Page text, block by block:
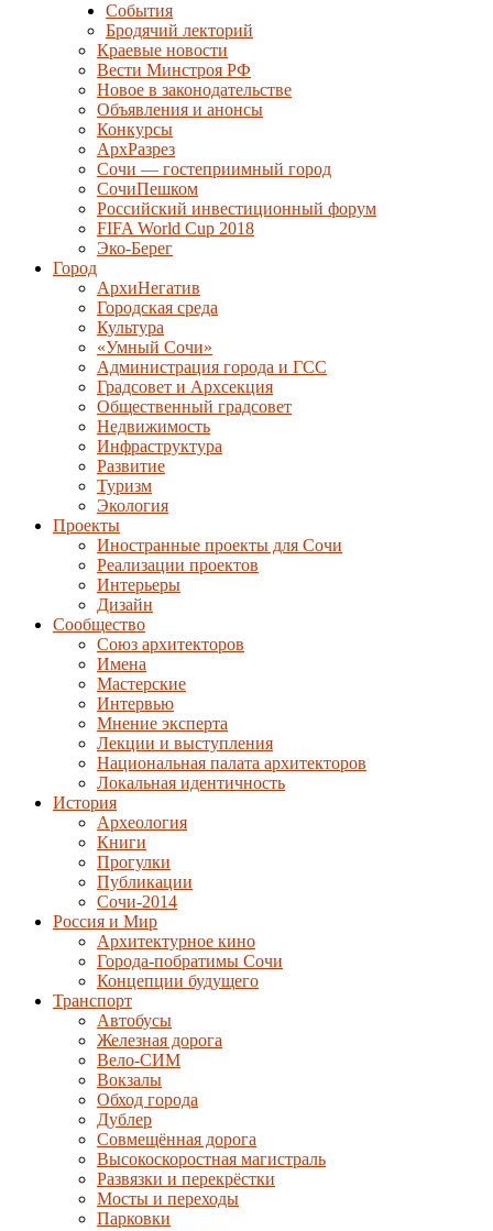
События
Бродячий лекторий
Краевые новости
Вести Минстроя РФ
Новое в законодательстве
Объявления и анонсы
Конкурсы
АрхРазрез
Сочи — гостеприимный город
СочиПешком
Российский инвестиционный форум
FIFA World Cup 2018
Эко-Берег
Город
АрхиНегатив
Городская среда
Культура
«Умный Сочи»
Администрация города и ГСС
Градсовет и Архсекция
Общественный градсовет
Недвижимость
Инфраструктура
Развитие
Туризм
Экология
Проекты
Иностранные проекты для Сочи
Реализации проектов
Интерьеры
Дизайн
Сообщество
Союз архитекторов
Имена
Мастерские
Интервью
Мнение эксперта
Лекции и выступления
Национальная палата архитекторов
Локальная идентичность
История
Археология
Книги
Прогулки
Публикации
Сочи-2014
Россия и Мир
Архитектурное кино
Города-побратимы Сочи
Концепции будущего
Транспорт
Автобусы
Железная дорога
Вело-СИМ
Вокзалы
Обход города
Дублер
Совмещённая дорога
Высокоскоростная магистраль
Развязки и перекрёстки
Мосты и переходы
Парковки